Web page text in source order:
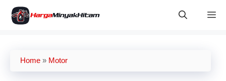
Skip
Home » Motor